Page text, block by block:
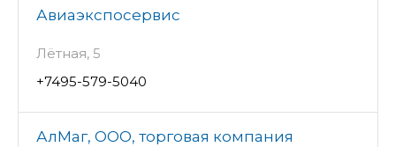
Авиаэкспосервис
Лётная, 5
+7495-579-5040
АлМаг, ООО, торговая компания